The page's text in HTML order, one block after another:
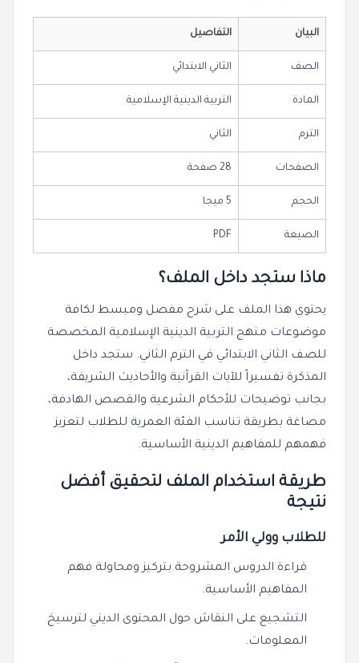
البيان التفاصيل
الصف الثاني الابتدائي
المادة التربية الدينية الإسلامية
الترم الثاني
الصفحات 28 صفحة
الحجم 5 ميجا
الصيغة PDF
ماذا ستجد داخل الملف؟
يحتوي هذا الملف على شرح مفصل ومبسط لكافة
موضوعات منهج التربية الدينية الإسلامية المخصصة
للصف الثاني الابتدائي في الترم الثاني. ستجد داخل
المذكرة تفسيراً للآيات القرآنية والأحاديث الشريفة،
بجانب توضيحات للأحكام الشرعية والقصص الهادفة،
مصاغة بطريقة تناسب الفئة العمرية للطلاب لتعزيز
فهمهم للمفاهيم الدينية الأساسية.
طريقة استخدام الملف لتحقيق أفضل
نتيجة
للطلاب وولي الأمر
قراءة الدروس المشروحة بتركيز ومحاولة فهم
المفاهيم الأساسية.
التشجيع على النقاش حول المحتوى الديني لترسيخ
المعلومات.